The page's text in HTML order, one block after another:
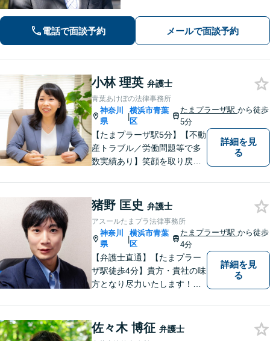
まざまな悩みに寄り添います！一人ひ
とりに最適な解決策をご提案。借金・
債務整理は何度でも相談無料【夜間・
土日相談可】
電話で面談予約 メールで面談予約
小林 理英 弁護士
青葉あけぼの法律事務所
神奈川
県
|
横浜市青葉
区
たまプラーザ駅から徒歩
5分
【たまプラーザ駅5分】【不動
産トラブル／労働問題等で多
数実績あり】笑顔を取り戻す
えます。【契約時点での明朗
会計】
詳細を見
る
猪野 匡史 弁護士
アスールたまプラ法律事務所
神奈川
県
|
横浜市青葉
区
たまプラーザ駅から徒歩
4分
【弁護士直通】【たまプラー
ザ駅徒歩4分】貴方・貴社の味
方となり尽力いたします！当
ください。
詳細を見
る
佐々木 博征 弁護士